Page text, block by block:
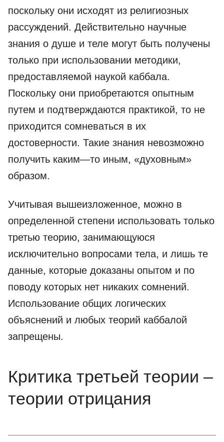
поскольку они исходят из религиозных
рассуждений. Действительно научные
знания о душе и теле могут быть получены
только при использовании методики,
предоставляемой наукой каббала.
Поскольку они приобретаются опытным
путем и подтверждаются практикой, то не
приходится сомневаться в их
достоверности. Такие знания невозможно
получить каким—то иным, «духовным»
образом.
Учитывая вышеизложенное, можно в
определенной степени использовать только
третью теорию, занимающуюся
исключительно вопросами тела, и лишь те
данные, которые доказаны опытом и по
поводу которых нет никаких сомнений.
Использование общих логических
объяснений и любых теорий каббалой
запрещены.
Критика третьей теории –
теории отрицания